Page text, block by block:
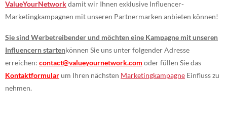
ValueYourNetworkdamit wir Ihnen exklusive Influencer-
Marketingkampagnen mit unseren Partnermarken anbieten können!
Sie sind Werbetreibender und möchten eine Kampagne mit unseren
Influencern startenkönnen Sie uns unter folgender Adresse
erreichen: contact@valueyournetwork.com oder füllen Sie das
Kontaktformular um Ihren nächsten Marketingkampagne Einfluss zu
nehmen.